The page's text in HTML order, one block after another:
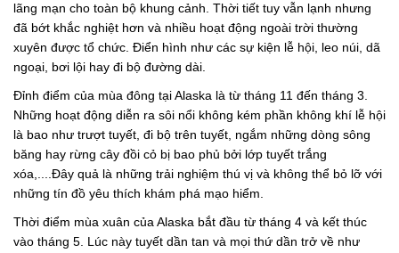
lãng mạn cho toàn bộ khung cảnh. Thời tiết tuy vẫn lạnh nhưng
đã bớt khắc nghiệt hơn và nhiều hoạt động ngoài trời thường
xuyên được tổ chức. Điển hình như các sự kiện lễ hội, leo núi, dã
ngoại, bơi lội hay đi bộ đường dài.
Đỉnh điểm của mùa đông tại Alaska là từ tháng 11 đến tháng 3.
Những hoạt động diễn ra sôi nổi không kém phần không khí lễ hội
là bao như trượt tuyết, đi bộ trên tuyết, ngắm những dòng sông
băng hay rừng cây đồi cỏ bị bao phủ bởi lớp tuyết trắng
xóa,....Đây quả là những trải nghiệm thú vị và không thể bỏ lỡ với
những tín đồ yêu thích khám phá mạo hiểm.
Thời điểm mùa xuân của Alaska bắt đầu từ tháng 4 và kết thúc
vào tháng 5. Lúc này tuyết dần tan và mọi thứ dần trở về như